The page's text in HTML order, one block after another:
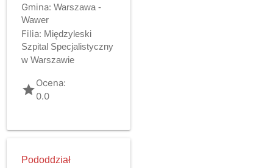
Gmina: Warszawa -
Wawer
Filia: Międzyleski
Szpital Specjalistyczny
w Warszawie
gradeOcena:
0.0
Pododdział